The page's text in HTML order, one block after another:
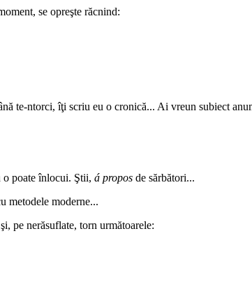
se opreşte răcnind:
te-ntorci, îţi scriu eu o cronică... Ai vreun subiect
o poate înlocui. Ştii, á propos de sărbători...
metodele moderne...
pe nerăsuflate, torn următoarele: